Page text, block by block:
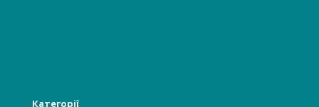
Категорії